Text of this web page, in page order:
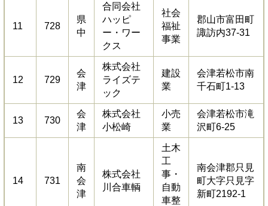
11 728
県
中
合同会社
ハッピ
ー・ワー
クス
社会
福祉
事業
郡山市富田町
諏訪内37-31
12 729
会
津
株式会社
ライズテ
ック
建設
業
会津若松市南
千石町1-13
13 730
会
津
株式会社
小松崎
小売
業
会津若松市滝
沢町6-25
14 731
南
会
津
株式会社
川合車輌
土木
工
事・
自動
車整
南会津郡只見
町大字只見字
新町2192-1